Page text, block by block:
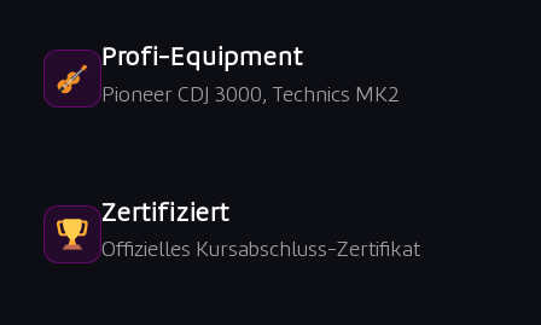
Profi-Equipment
Pioneer CDJ 3000, Technics MK2
Zertifiziert
Offizielles Kursabschluss-Zertifikat